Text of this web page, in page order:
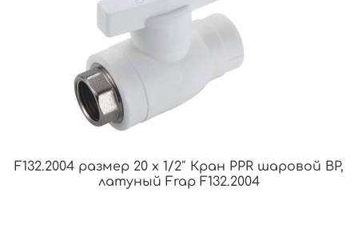
F132.2004 размер 20 x 1/2″ Кран PPR шаровой ВР,
латуный Frap F132.2004